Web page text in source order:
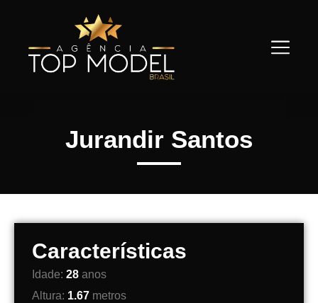
Jurandir Santos
Características
Idade: 28 anos
Altura: 1.67 metros